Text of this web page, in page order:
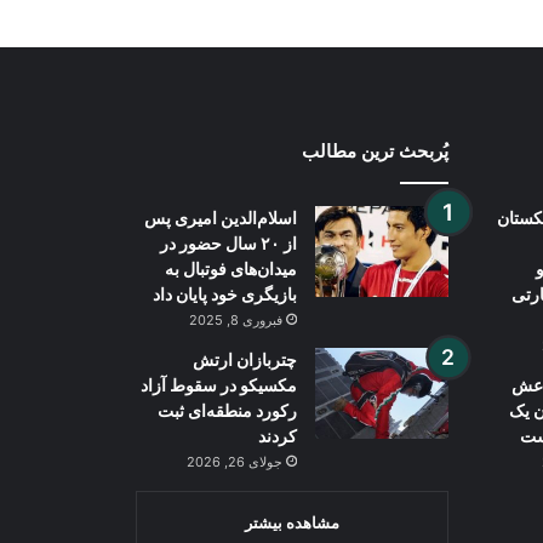
یک
پُربحث ترین مطالب
اسلام‌الدین امیری پس
از ۲۰ سال حضور در
میدان‌های فوتبال به
بازیگری خود پایان داد
فبروری 8, 2025
چتربازان ارتش
مکسیکو در سقوط آزاد
رکورد منطقه‌ای ثبت
کردند
جولای 26, 2026
مشاهده بیشتر